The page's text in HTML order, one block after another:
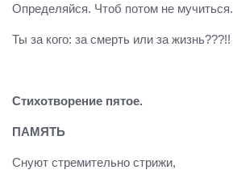
Определяйся. Чтоб потом не мучиться.
Ты за кого: за смерть или за жизнь???!!
Стихотворение пятое.
ПАМЯТЬ
Снуют стремительно стрижи,